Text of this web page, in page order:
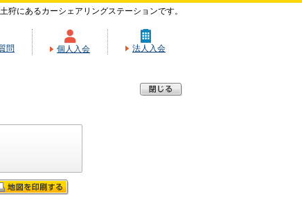
狩にあるカーシェアリングステーションです。
問 個人入会 法人入会